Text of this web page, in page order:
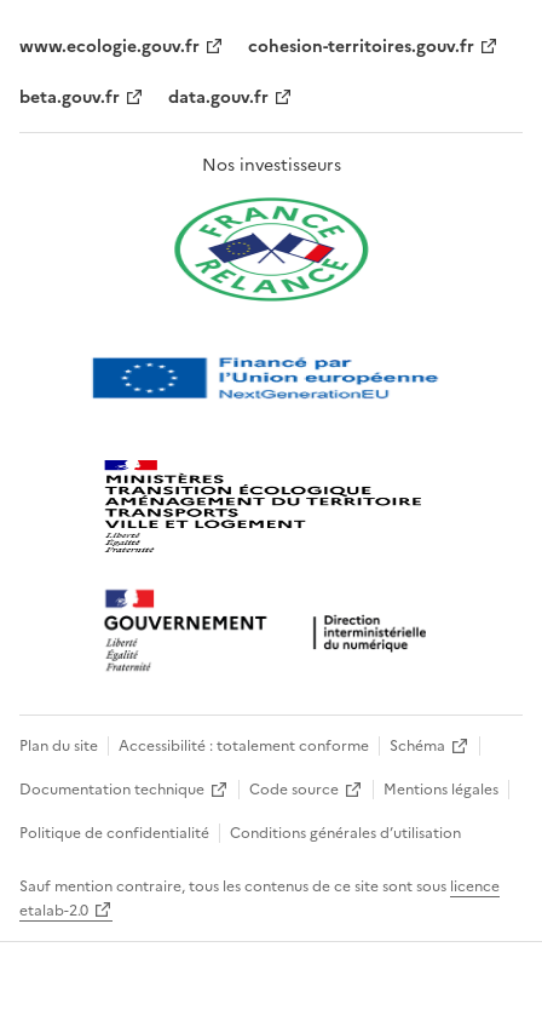
www.ecologie.gouv.fr
cohesion-territoires.gouv.fr
beta.gouv.fr
data.gouv.fr
Nos investisseurs
Plan du site Accessibilité : totalement conforme
Schéma
Documentation technique
Code source
Mentions légales
Politique de confidentialité
Conditions générales d’utilisation
Sauf mention contraire, tous les contenus de ce site sont sous licence
etalab-2.0